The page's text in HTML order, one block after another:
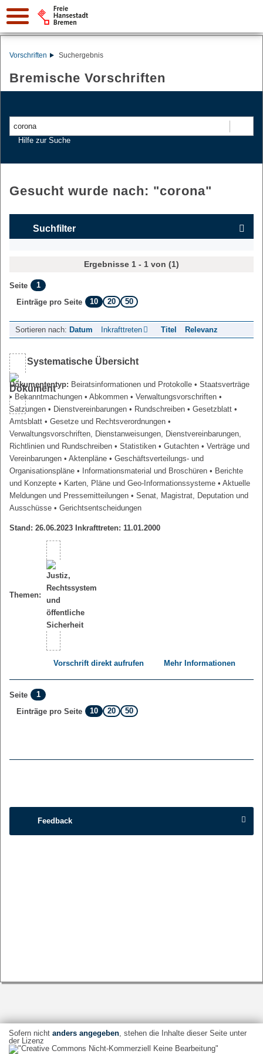
Vorschriften Suchergebnis
Bremische Vorschriften
Hilfe zur Suche
Gesucht wurde nach: "corona"
Suchfilter
Ergebnisse 1 - 1 von (1)
Seite
1
Einträge pro Seite
10 20 50
Sortieren nach: Datum Inkrafttreten Titel Relevanz
Systematische Übersicht
Dokumententyp: Beiratsinformationen und Protokolle • Staatsverträge
• Bekanntmachungen • Abkommen • Verwaltungsvorschriften •
Satzungen • Dienstvereinbarungen • Rundschreiben • Gesetzblatt •
Amtsblatt • Gesetze und Rechtsverordnungen •
Verwaltungsvorschriften, Dienstanweisungen, Dienstvereinbarungen,
Richtlinien und Rundschreiben • Statistiken • Gutachten • Verträge und
Vereinbarungen • Aktenpläne • Geschäftsverteilungs- und
Organisationspläne • Informationsmaterial und Broschüren • Berichte
und Konzepte • Karten, Pläne und Geo-Informationssysteme • Aktuelle
Meldungen und Pressemitteilungen • Senat, Magistrat, Deputation und
Ausschüsse • Gerichtsentscheidungen
Stand: 26.06.2023 Inkrafttreten: 11.01.2000
Themen:
Vorschrift direkt aufrufen Mehr Informationen
Seite
1
Einträge pro Seite
10 20 50
Feedback
Sofern nicht anders angegeben, stehen die Inhalte dieser Seite unter
der Lizenz